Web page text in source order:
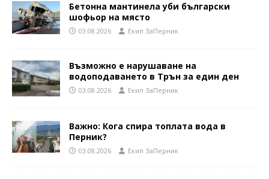
Бетонна мантинела уби български
шофьор на място
03.08.2026 Eкип ЗаПерник
Възможно е нарушаване на
водоподаването в Трън за един ден
03.08.2026 Eкип ЗаПерник
Важно: Кога спира топлата вода в
Перник?
03.08.2026 Eкип ЗаПерник